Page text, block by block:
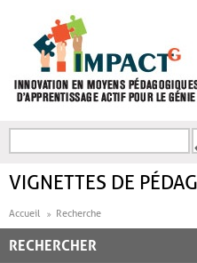
FORMULAIRE DE
VIGNETTES DE
Accueil Recherche
RECHERCHER